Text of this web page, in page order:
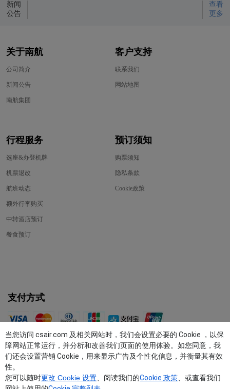
新闻
公告
查看
更多
关于南航
公司简介
新闻公告
南航集团
客户支持
联系我们
网站地图
行程服务
选座&办登机牌
机票退改
航班动态
额外行李购买
中转酒店预订
餐食预订
预订须知
购票须知
隐私条款
Cookie政策
支付方式
关注我们